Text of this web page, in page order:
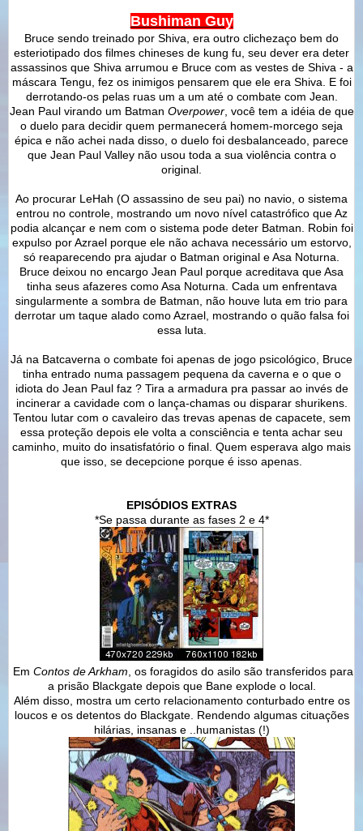
Bushiman Guy
Bruce sendo treinado por Shiva, era outro clichezaço bem do
esteriotipado dos filmes chineses de kung fu, seu dever era deter
assassinos que Shiva arrumou e Bruce com as vestes de Shiva - a
máscara Tengu, fez os inimigos pensarem que ele era Shiva. E foi
derrotando-os pelas ruas um a um até o combate com Jean.
Jean Paul virando um Batman Overpower, você tem a idéia de que
o duelo para decidir quem permanecerá homem-morcego seja
épica e não achei nada disso, o duelo foi desbalanceado, parece
que Jean Paul Valley não usou toda a sua violência contra o
original.
Ao procurar LeHah (O assassino de seu pai) no navio, o sistema
entrou no controle, mostrando um novo nível catastrófico que Az
podia alcançar e nem com o sistema pode deter Batman. Robin foi
expulso por Azrael porque ele não achava necessário um estorvo,
só reaparecendo pra ajudar o Batman original e Asa Noturna.
Bruce deixou no encargo Jean Paul porque acreditava que Asa
tinha seus afazeres como Asa Noturna. Cada um enfrentava
singularmente a sombra de Batman, não houve luta em trio para
derrotar um taque alado como Azrael, mostrando o quão falsa foi
essa luta.
Já na Batcaverna o combate foi apenas de jogo psicológico, Bruce
tinha entrado numa passagem pequena da caverna e o que o
idiota do Jean Paul faz ? Tira a armadura pra passar ao invés de
incinerar a cavidade com o lança-chamas ou disparar shurikens.
Tentou lutar com o cavaleiro das trevas apenas de capacete, sem
essa proteção depois ele volta a consciência e tenta achar seu
caminho, muito do insatisfatório o final. Quem esperava algo mais
que isso, se decepcione porque é isso apenas.
EPISÓDIOS EXTRAS
*Se passa durante as fases 2 e 4*
Em Contos de Arkham , os foragidos do asilo são transferidos para
a prisão Blackgate depois que Bane explode o local.
Além disso, mostra um certo relacionamento conturbado entre os
loucos e os detentos do Blackgate. Rendendo algumas cituações
hilárias, insanas e ..humanistas (!)